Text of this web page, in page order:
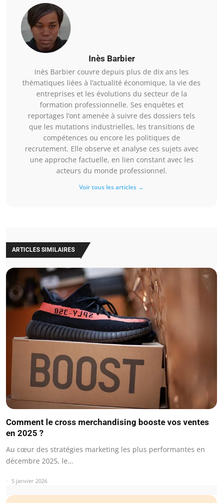
Inès Barbier
Inès Barbier couvre depuis plus de dix ans les
thématiques liées à l’actualité économique, la vie des
entreprises et les évolutions du secteur de la
formation professionnelle. Ses enquêtes et
reportages l’ont amenée à suivre des dossiers tels
que les mutations industrielles, les transitions de
compétences ou encore les politiques de
recrutement. Elle observe et analyse ces sujets avec
une approche factuelle, en lien constant avec les
acteurs du monde professionnel.
Voir tous les articles →
ARTICLES SIMILAIRES
Comment le cross merchandising booste vos ventes
en 2025 ?
Au cœur des stratégies marketing les plus performantes en
décembre 2025, le…
5 janvier 2026